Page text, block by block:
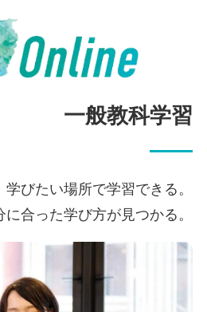
一般教科学習
びたい場所で学習できる。
に合った学び方が見つかる。